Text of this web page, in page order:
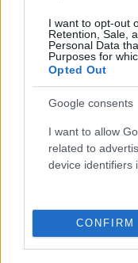
I want to opt-out
Retention, Sale,
Personal Data
Purposes for
Opted Out
Google consents
I want to allow
related to
device identifiers
CONFIRM
Λέικερς, ο
ριμπάουντ και 11